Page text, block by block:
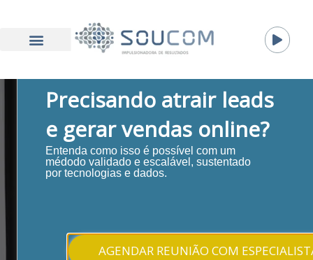
Precisando atrair leads
e gerar vendas online?
Entenda como isso é possível com um
médodo validado e escalável, sustentado
por tecnologias e dados.
AGENDAR REUNIÃO COM
SOUCOM BLOG
sobre Inbound Marketing. Abordamos os diversos